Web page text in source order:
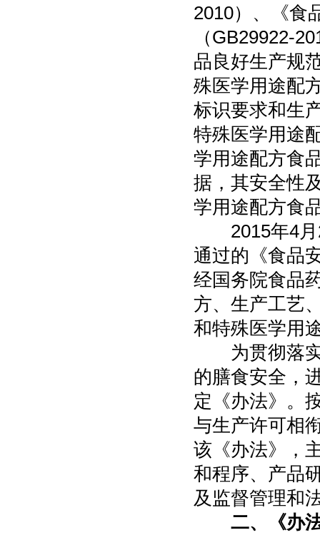
2010）、《食
（GB29922-
品良好生产规
殊医学用途配
标识要求和生
特殊医学用途
学用途配方食
据，其安全性
学用途配方食
2015年4月
通过的《食品
经国务院食品
方、生产工艺
和特殊医学用
为贯彻落实
的膳食安全，
定《办法》。
与生产许可相
该《办法》，
和程序、产品
及监督管理和
二、《办